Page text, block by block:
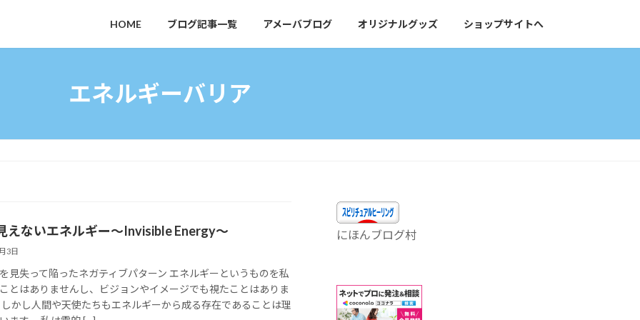
HOME ブログ記事一覧 アメーバブログ オリジナルグッズ ショップサイトへ
エネルギーバリア
えないエネルギー～Invisible Energy～
3日
見失って陥ったネガティブパターン エネルギーというものを私
とはありませんし、ビジョンやイメージでも視たことはありま
かし人間や天使たちもエネルギーから成る存在であることは理
にほんブログ村